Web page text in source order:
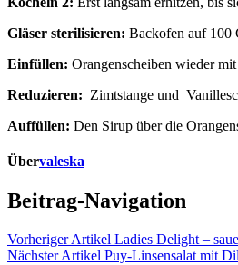
Gläser sterilisieren: Backofen auf 100
Einfüllen: Orangenscheiben wieder
Reduzieren: Zimtstange und
Auffüllen: Den Sirup über die
Übervaleska
Beitrag-Navigation
Vorheriger Artikel Ladies Delight –
Nächster Artikel Puy-Linsensalat mit